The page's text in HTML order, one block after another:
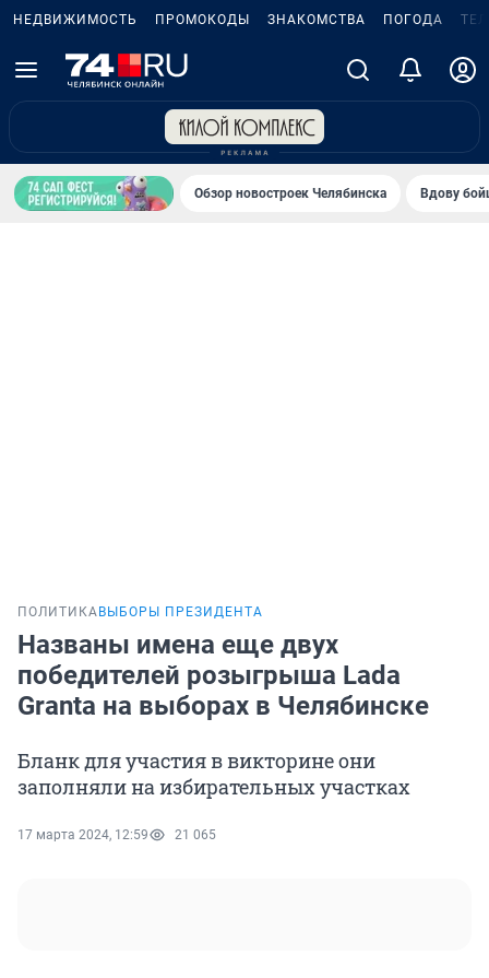
НЕДВИЖИМОСТЬ ПРОМОКОДЫ ЗНАКОМСТВА ПОГОДА
Обзор новостроек Челябинска Вдову
ПОЛИТИКА ВЫБОРЫ ПРЕЗИДЕНТА
Названы имена еще двух
победителей розыгрыша Lada
Granta на выборах в Челябинске
Бланк для участия в викторине они
заполняли на избирательных участках
17 марта 2024, 12:59 21 065